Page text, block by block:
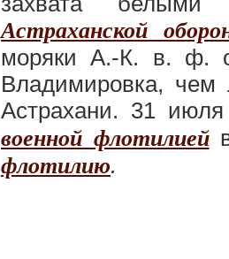
Астраханской
моряки А.-К. в. ф.
Владимировка, чем
Астрахани. 31
военной флотилией
флотилию.